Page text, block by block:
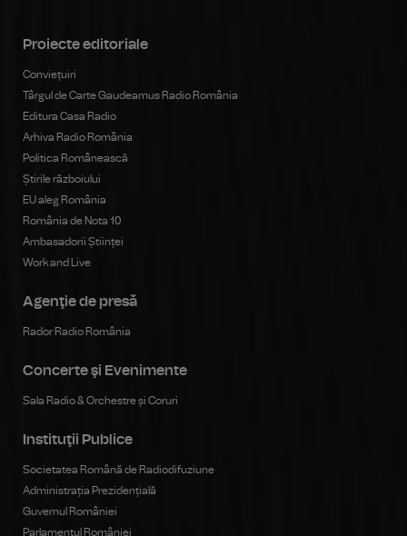
Proiecte editoriale
Conviețuiri
Târgul de Carte Gaudeamus Radio România
Editura Casa Radio
Arhiva Radio România
Politica Românească
Știrile războiului
EU aleg România
România de Nota 10
Ambasadorii Științei
Work and Live
Agenţie de presă
Rador Radio România
Concerte şi Evenimente
Sala Radio & Orchestre și Coruri
Instituţii Publice
Societatea Română de Radiodifuziune
Administrația Prezidențială
Guvernul României
Parlamentul României